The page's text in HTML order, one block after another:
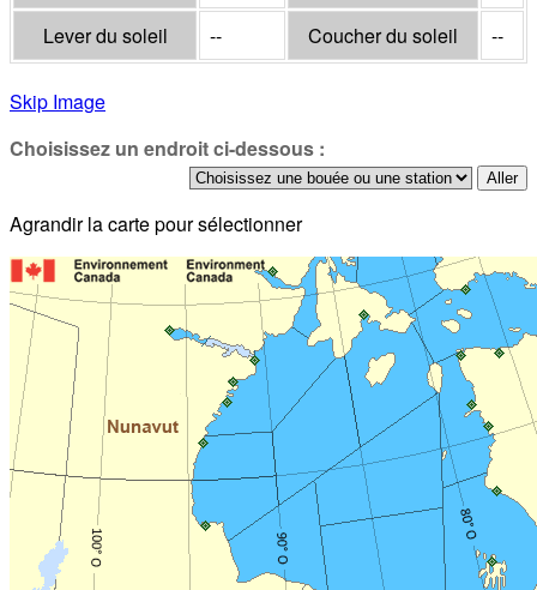
Lever du soleil -- Coucher du soleil --
Skip Image
Choisissez un endroit ci-dessous :
Agrandir la carte pour sélectionner